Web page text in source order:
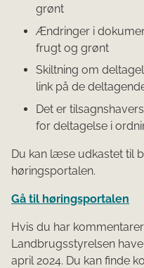
grønt
Ændringer i
frugt og grønt
Skiltning om
link på de
Det er
for deltagelse i
Du kan læse udkastet til
høringsportalen.
Gå til høringsportalen
Hvis du har
Landbrugsstyrelsen
april 2024. Du kan finde